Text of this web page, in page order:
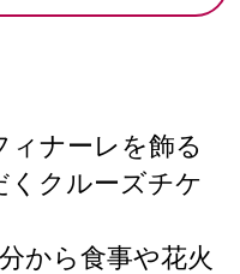
ィナーレを飾る
くクルーズチケ
から食事や花火